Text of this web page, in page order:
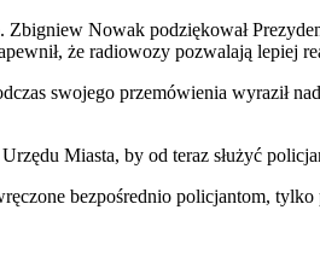
Nowak podziękował
że radiowozy pozwalają lepiej
swojego przemówienia wyraził
Miasta, by od teraz służyć
bezpośrednio policjantom,